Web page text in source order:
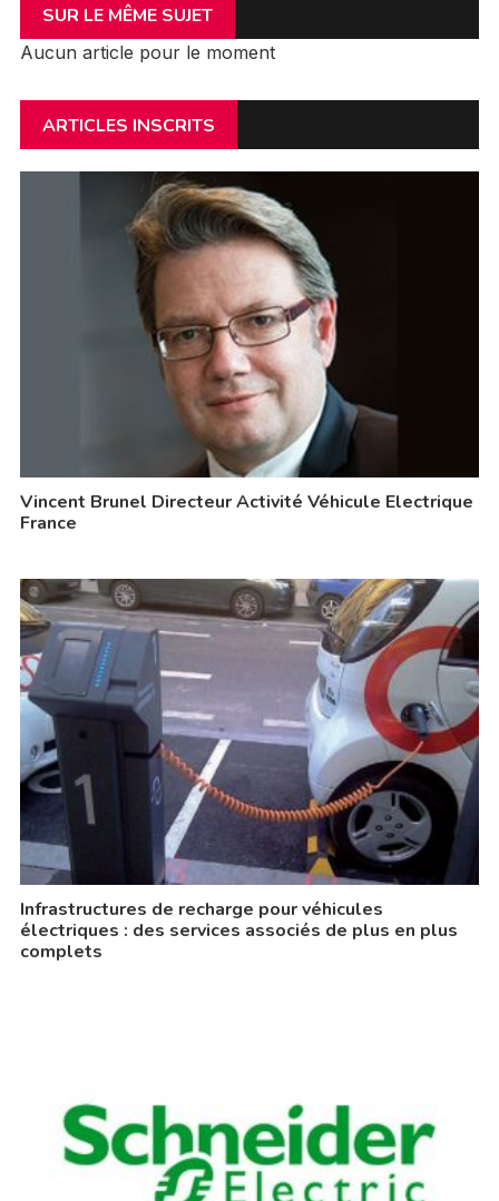
SUR LE MÊME SUJET
Aucun article pour le moment
ARTICLES INSCRITS
Vincent Brunel Directeur Activité Véhicule Electrique
France
Infrastructures de recharge pour véhicules
électriques : des services associés de plus en plus
complets